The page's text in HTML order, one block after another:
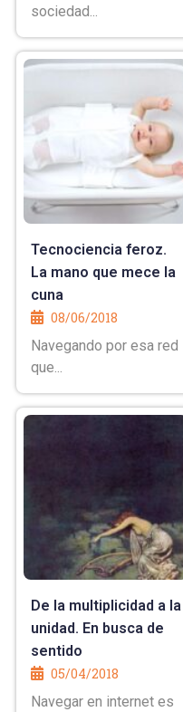
sociedad...
Tecnociencia feroz.
La mano que mece la
cuna
08/06/2018
Navegando por esa red
que...
De la multiplicidad a la
unidad. En busca de
sentido
05/04/2018
Navegar en internet es